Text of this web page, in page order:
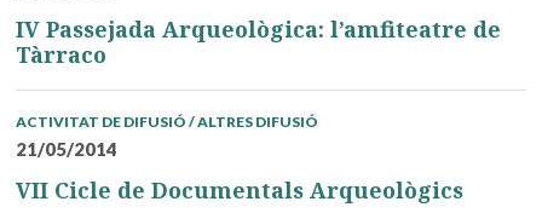
IV Passejada Arqueològica: l’amfiteatre de
Tàrraco
ACTIVITAT DE DIFUSIÓ / ALTRES DIFUSIÓ
21/05/2014
VII Cicle de Documentals Arqueològics